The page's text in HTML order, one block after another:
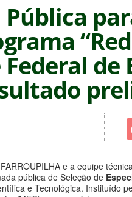
e a equipe
pública de Seleção de
e Tecnológica. Instituído